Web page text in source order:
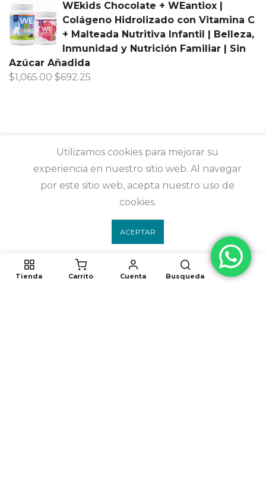
WEkids Chocolate + WEantiox |
Colágeno Hidrolizado con Vitamina C
+ Malteada Nutritiva Infantil | Belleza,
Inmunidad y Nutrición Familiar | Sin
Azúcar Añadida
$1,065.00 $692.25
Utilizamos cookies para mejorar su
experiencia en nuestro sitio web. Al navegar
por este sitio web, acepta nuestro uso de
cookies.
ACEPTAR
Tienda Carrito Cuenta Busqueda